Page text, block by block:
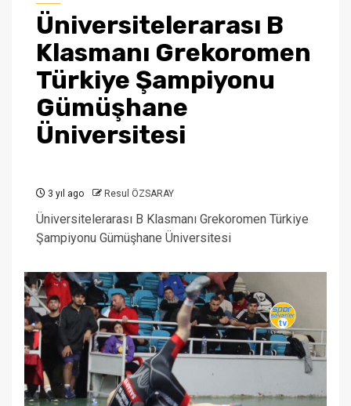
Üniversitelerarası B
Klasmanı Grekoromen
Türkiye Şampiyonu
Gümüşhane
Üniversitesi
3 yıl ago Resul ÖZSARAY
Üniversitelerarası B Klasmanı Grekoromen Türkiye
Şampiyonu Gümüşhane Üniversitesi